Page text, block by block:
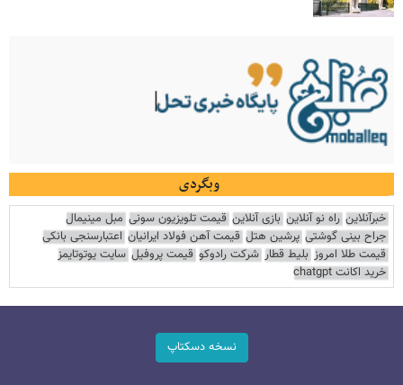
وبگردی
خبرآنلاین راه نو آنلاین بازی آنلاین قیمت تلویزیون سونی مبل مینیمال
جراح بینی گوشتی پرشین هتل قیمت آهن فولاد ایرانیان اعتبارسنجی بانکی
قیمت طلا امروز بلیط قطار شرکت رادوکو قیمت پروفیل سایت یوتوتایمز
خرید اکانت chatgpt
نسخه دسکتاپ